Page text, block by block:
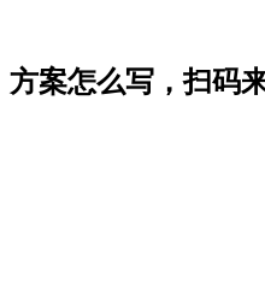
方案怎么写，扫码